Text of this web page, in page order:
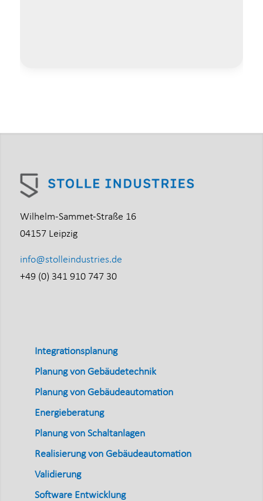
Wilhelm-Sammet-Straße 16
04157 Leipzig
info@stolleindustries.de
+49 (0) 341 910 747 30
Integrationsplanung
Planung von Gebäudetechnik
Planung von Gebäudeautomation
Energieberatung
Planung von Schaltanlagen
Realisierung von Gebäudeautomation
Validierung
Software Entwicklung